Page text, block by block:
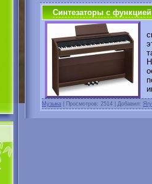
Синтезаторы с
Музыка Просмотров: 2514 | Добавил: